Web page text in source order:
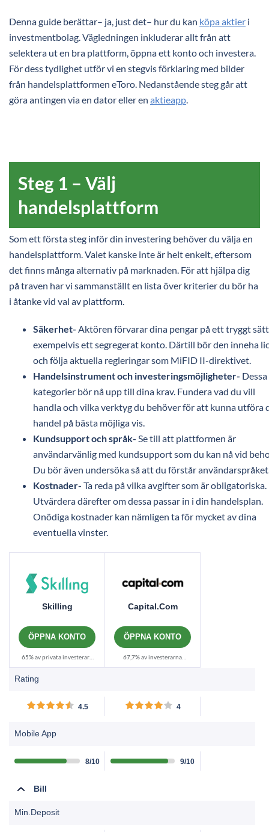
Denna guide berättar– ja, just det– hur du kan köpa aktier i
investmentbolag. Vägledningen inkluderar allt från att
selektera ut en bra plattform, öppna ett konto och investera.
För dess tydlighet utför vi en stegvis förklaring med bilder
från handelsplattformen eToro. Nedanstående steg går att
göra antingen via en dator eller en aktieapp
Steg 1 – Välj
handelsplattform
Som ett första steg inför din investering behöver du välja en
handelsplattform. Valet kanske inte är helt enkelt, eftersom
det finns många alternativ på marknaden. För att hjälpa dig
på traven har vi sammanställt en lista över kriterier du bör ha
i åtanke vid val av plattform.
Säkerhet- Aktören förvarar dina pengar på ett tryggt
exempelvis ett segregerat konto. Därtill bör den inneha
och följa aktuella regleringar som MiFID II-direktivet.
Handelsinstrument och investeringsmöjligheter- Dessa
kategorier bör nå upp till dina krav. Fundera vad du vill
handla och vilka verktyg du behöver för att kunna utföra
handel på bästa möjliga vis.
Kundsupport och språk- Se till att plattformen är
användarvänlig med kundsupport som du kan nå vid
Du bör även undersöka så att du förstår
Kostnader- Ta reda på vilka avgifter som är obligatoriska.
Utvärdera därefter om dessa passar in i din handelsplan.
Onödiga kostnader kan nämligen ta för mycket av dina
eventuella vinster.
Skilling
ÖPPNA KONTO
65% av privata investerare
med CFD:er hos denna
Capital.com
ÖPPNA KONTO
67,7% av investerarna
överväga om du har råd att
ansvarsfullt.......
Rating
4.5 4
Mobile App
8/10 9/10
Bill
Min.Deposit